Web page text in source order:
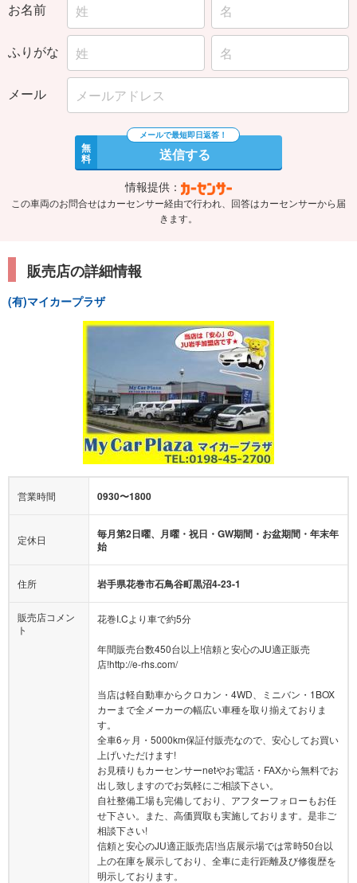
お名前
ふりがな
メール
無
料 送信する
情報提供：
この車両のお問合せはカーセンサー経由で行われ、回答はカーセンサーから届
きます。
販売店の詳細情報
(有)マイカープラザ
営業時間 0930〜1800
定休日
毎月第2日曜、月曜・祝日・GW期間・お盆期間・年末年
始
住所 岩手県花巻市石鳥谷町黒沼4-23-1
販売店コメン
ト
花巻I.Cより車で約5分
年間販売台数450台以上!信頼と安心のJU適正販売
店!http://e-rhs.com/
当店は軽自動車からクロカン・4WD、ミニバン・1BOX
カーまで全メーカーの幅広い車種を取り揃えておりま
す。
全車6ヶ月・5000km保証付販売なので、安心してお買い
上げいただけます!
お見積りもカーセンサーnetやお電話・FAXから無料でお
出し致しますのでお気軽にご相談下さい。
自社整備工場も完備しており、アフターフォローもお任
せ下さい。また、高価買取も実施しております。是非ご
相談下さい!
信頼と安心のJU適正販売店!当店展示場では常時50台以
上の在庫を展示しており、全車に走行距離及び修復歴を
明示しております。